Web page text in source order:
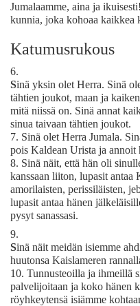
Jumalaamme, aina ja
kunnia, joka kohoaa kaikkea
Katumusrukous
6.
Sinä yksin olet Herra. Sinä
tähtien joukot, maan ja
mitä niissä on. Sinä annat
sinua taivaan tähtien joukot.
7. Sinä olet Herra Jumala.
pois Kaldean Urista ja annoit
8. Sinä näit, että hän oli
kanssaan liiton, lupasit antaa
amorilaisten, perissiläisten,
lupasit antaa hänen
pysyt sanassasi.
9.
Sinä näit meidän isiemme
huutonsa Kaislameren
10. Tunnusteoilla ja ihmeillä
palvelijoitaan ja koko hänen
röyhkeytensä isiämme